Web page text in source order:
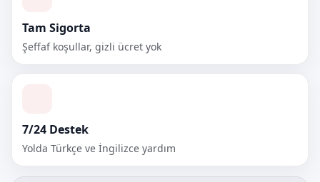
Tam Sigorta
Şeffaf koşullar, gizli ücret yok
7/24 Destek
Yolda Türkçe ve İngilizce yardım